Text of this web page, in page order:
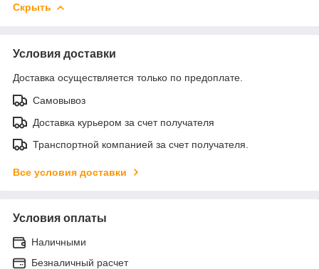
Скрыть
Условия доставки
Доставка осуществляется только по предоплате.
Самовывоз
Доставка курьером за счет получателя
Транспортной компанией за счет получателя.
Все условия доставки
Условия оплаты
Наличными
Безналичный расчет